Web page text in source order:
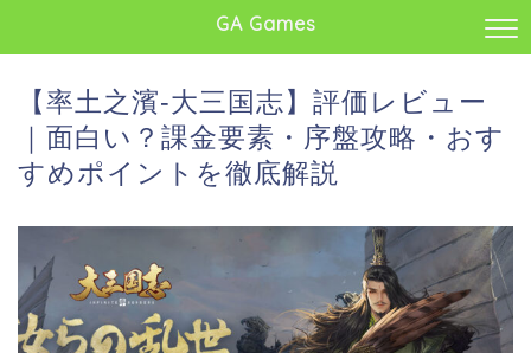
GA Games
【率土之濱-大三国志】評価レビュー
｜面白い？課金要素・序盤攻略・おす
すめポイントを徹底解説